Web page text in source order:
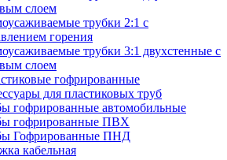
слоем
трубки 2:1 с
горения
трубки 3:1 двухстенные с
слоем
гофрированные
для пластиковых труб
гофрированные автомобильные
гофрированные ПВХ
Гофрированные ПНД
кабельная